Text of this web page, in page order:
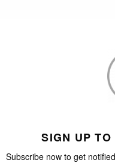
SIGN UP TO
Subscribe now to get